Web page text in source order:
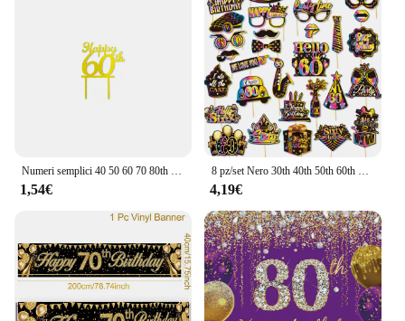
Numeri semplici 40 50 60 70 80th Cake Topper in acrilico per decorazioni per torte per torte per feste di compleanno di anniversario
1,54€
8 pz/set Nero 30th 40th 50th 60th 70th 80th Years Desktop A Nido D'ape Ornamenti per la Decorazione Della Festa di Buon Compleanno Per Adulti
4,19€